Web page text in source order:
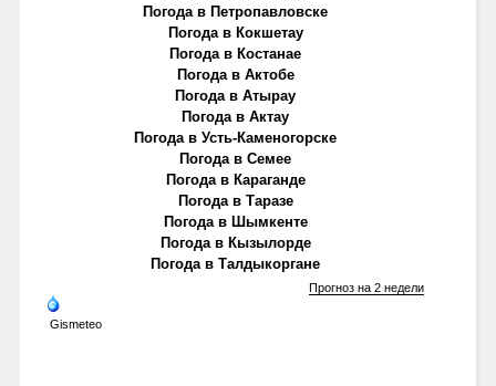
Погода в Петропавловске
Погода в Кокшетау
Погода в Костанае
Погода в Актобе
Погода в Атырау
Погода в Актау
Погода в Усть-Каменогорске
Погода в Семее
Погода в Караганде
Погода в Таразе
Погода в Шымкенте
Погода в Кызылорде
Погода в Талдыкоргане
Gismeteo
Прогноз на 2 недели